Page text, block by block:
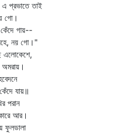
তাই
গায়--
গো।"
যায়॥
পরান
আর।